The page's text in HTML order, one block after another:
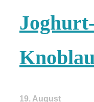
Joghurt-
19. August